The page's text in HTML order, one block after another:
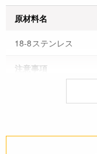
原材料名
18-8ステンレス
注意事項
* 金属たわし、みが
ますので使用しない